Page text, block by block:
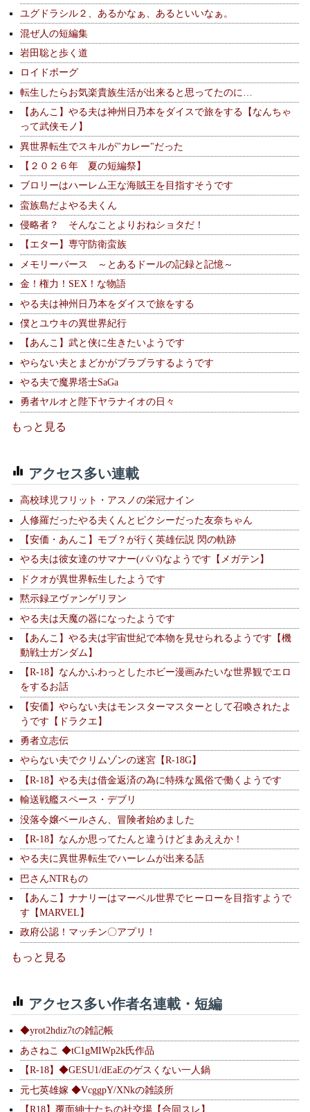
ユグドラシル２、あるかなぁ、あるといいなぁ。
混ぜ人の短編集
岩田聡と歩く道
ロイドボーグ
転生したらお気楽貴族生活が出来ると思ってたのに…
【あんこ】やる夫は神州日乃本をダイスで旅をする【なんちゃ
って武侠モノ】
異世界転生でスキルが"カレー"だった
【２０２６年 夏の短編祭】
ブロリーはハーレム王な海賊王を目指すそうです
蛮族島だよやる夫くん
侵略者？ そんなことよりおねショタだ！
【エター】専守防衛蛮族
メモリーバース ～とあるドールの記録と記憶～
金！権力！SEX！な物語
やる夫は神州日乃本をダイスで旅をする
僕とユウキの異世界紀行
【あんこ】武と侠に生きたいようです
やらない夫とまどかがブラブラするようです
やる夫で魔界塔士SaGa
勇者ヤルオと陛下ヤラナイオの日々
もっと見る
アクセス多い連載
高校球児フリット・アスノの栄冠ナイン
人修羅だったやる夫くんとピクシーだった友奈ちゃん
【安価・あんこ】モブ？が行く英雄伝説 閃の軌跡
やる夫は彼女達のサマナー(パパ)なようです【メガテン】
ドクオが異世界転生したようです
黙示録ヱヴァンゲリヲン
やる夫は天魔の器になったようです
【あんこ】やる夫は宇宙世紀で本物を見せられるようです【機
動戦士ガンダム】
【R-18】なんかふわっとしたホビー漫画みたいな世界観でエロ
をするお話
【安価】やらない夫はモンスターマスターとして召喚されたよ
うです【ドラクエ】
勇者立志伝
やらない夫でクリムゾンの迷宮【R-18G】
【R-18】やる夫は借金返済の為に特殊な風俗で働くようです
輸送戦艦スペース・デブリ
没落令嬢ベールさん、冒険者始めました
【R-18】なんか思ってたんと違うけどまあええか！
やる夫に異世界転生でハーレムが出来る話
巴さんNTRもの
【あんこ】ナナリーはマーベル世界でヒーローを目指すようで
す【MARVEL】
政府公認！マッチン〇アプリ！
もっと見る
アクセス多い作者名連載・短編
◆yrot2hdiz7tの雑記帳
あさねこ ◆tC1gMIWp2k氏作品
【R-18】◆GESU1/dEaEのゲスくない一人鍋
元七英雄嫁 ◆VcggpY/XNkの雑談所
【R18】覆面紳士たちの社交場【合同スレ】